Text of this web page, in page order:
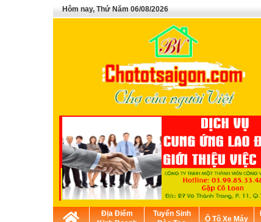
Hôm nay, Thứ Năm 06/08/2026
Địa Điểm
Tuyển Sinh
Ô Tô Xe Máy